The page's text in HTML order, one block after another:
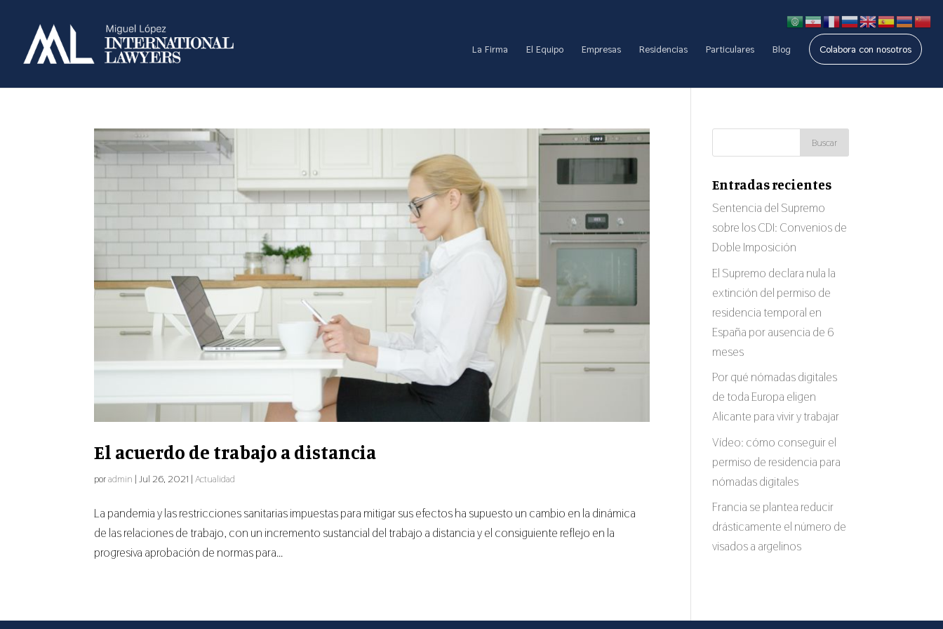
La Firma El Equipo Empresas Residencias Particulares Blog Colabora con nosotros
El acuerdo de trabajo a distancia
poradmin | Jul 26, 2021 | Actualidad
La pandemia y las restricciones sanitarias impuestas para mitigar sus efectos ha supuesto un cambio en la dinámica
de las relaciones de trabajo, con un incremento sustancial del trabajo a distancia y el consiguiente reflejo en la
progresiva aprobación de normas para...
Entradas recientes
Sentencia del Supremo
sobre los CDI: Convenios de
Doble Imposición
El Supremo declara nula la
extinción del permiso de
residencia temporal en
España por ausencia de 6
meses
Por qué nómadas digitales
de toda Europa eligen
Alicante para vivir y trabajar
Vídeo: cómo conseguir el
permiso de residencia para
nómadas digitales
Francia se plantea reducir
drásticamente el número de
visados a argelinos